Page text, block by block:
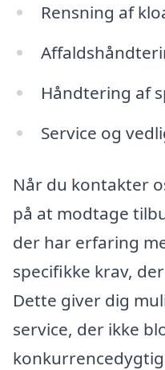
Rensning af
Håndtering af
Service og
Når du kontakter
på at modtage
der har erfaring
specifikke krav,
Dette giver dig
service, der ikke